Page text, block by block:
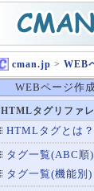
cman.jp > WEB
WEBページ作
HTMLタグリファ
HTMLタグとは？
タグ一覧(ABC順)
タグ一覧(機能別)